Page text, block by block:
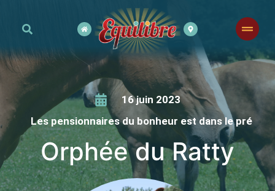
16 juin 2023
Les pensionnaires du bonheur est dans le pré
Orphée du Ratty